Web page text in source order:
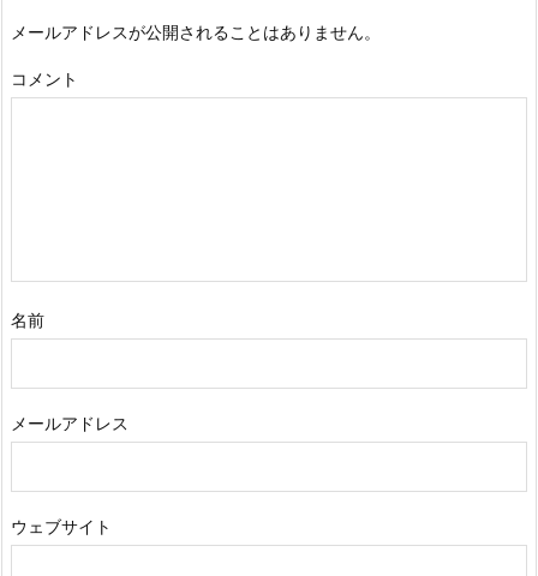
メールアドレスが公開されることはありません。
コメント
名前
メールアドレス
ウェブサイト